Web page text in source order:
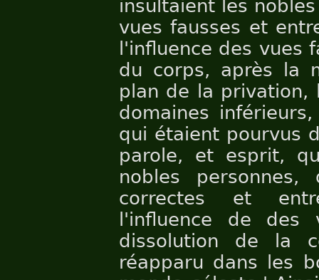
insultaient les
vues fausses et
l'influence des vues
du corps, après la
plan de la privation,
domaines
qui étaient pourvus
parole, et esprit,
nobles
correctes et
l'influence de des
dissolution de la
réapparu dans les